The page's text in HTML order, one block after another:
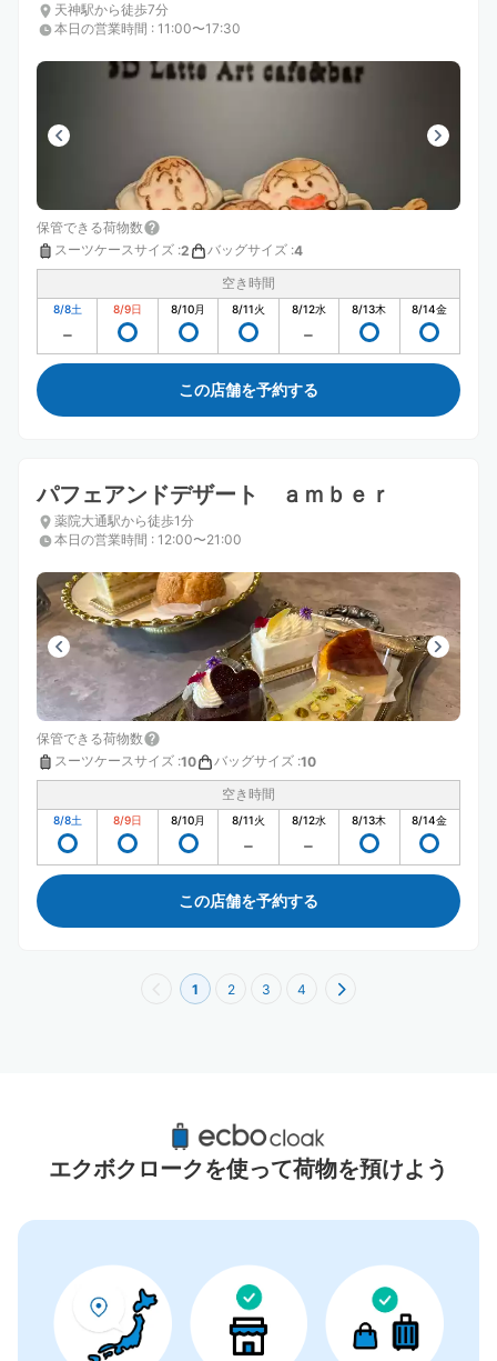
天神駅から徒歩7分
本日の営業時間 : 11:00〜17:30
保管できる荷物数
スーツケースサイズ :2 バッグサイズ :4
空き時間
8/8土 8/9日 8/10月 8/11火 8/12水 8/13木 8/14金
この店舗を予約する
パフェアンドデザート ａｍｂｅｒ
薬院大通駅から徒歩1分
本日の営業時間 : 12:00〜21:00
保管できる荷物数
スーツケースサイズ :10 バッグサイズ :10
空き時間
8/8土 8/9日 8/10月 8/11火 8/12水 8/13木 8/14金
この店舗を予約する
1 2 3 4
大濠公園周辺のおすすめコインロッカー
1件
エクボクロークを使って荷物を預けよう